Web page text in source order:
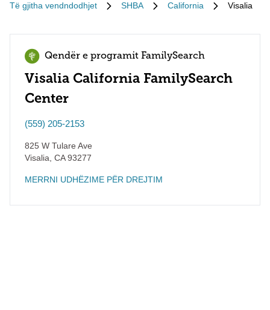
Të gjitha vendndodhjet SHBA California Visalia
Qendër e programit FamilySearch
Visalia California FamilySearch
Center
(559) 205-2153
825 W Tulare Ave
Visalia CA93277
MERRNI UDHËZIME PËR DREJTIM